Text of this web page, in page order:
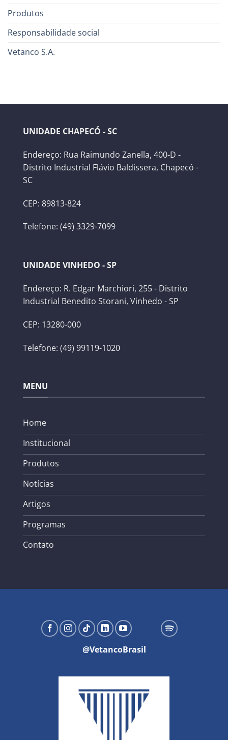
Produtos
Responsabilidade social
Vetanco S.A.
UNIDADE CHAPECÓ - SC
Endereço: Rua Raimundo Zanella, 400-D -
Distrito Industrial Flávio Baldissera, Chapecó -
SC
CEP: 89813-824
Telefone: (49) 3329-7099
UNIDADE VINHEDO - SP
Endereço: R. Edgar Marchiori, 255 - Distrito
Industrial Benedito Storani, Vinhedo - SP
CEP: 13280-000
Telefone: (49) 99119-1020
MENU
Home
Institucional
Produtos
Notícias
Artigos
Programas
Contato
@VetancoBrasil